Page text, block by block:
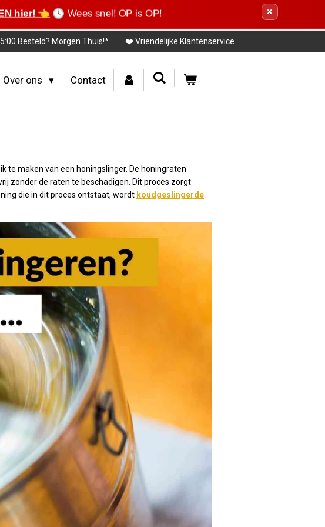
hier! 👈 🕓 Wees snel! OP is OP! ×
Besteld? Morgen Thuis!* ❤️ Vriendelijke Klantenservice
Over ons Contact
te maken van een honingslinger. De honingraten
zonder de raten te beschadigen. Dit proces zorgt
die in dit proces ontstaat, wordt koudgeslingerde